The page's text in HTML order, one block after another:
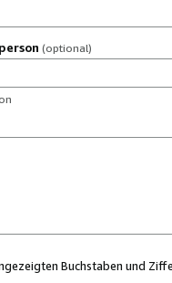
(optional)
Buchstaben und